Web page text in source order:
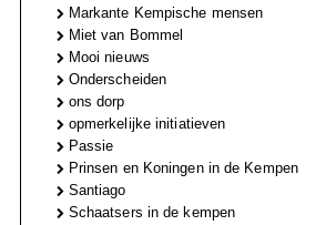
Markante Kempische mensen
Miet van Bommel
Mooi nieuws
Onderscheiden
ons dorp
opmerkelijke initiatieven
Passie
Prinsen en Koningen in de Kempen
Santiago
Schaatsers in de kempen